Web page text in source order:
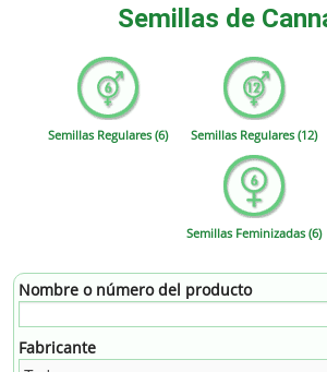
Semillas de
Semillas Regulares (6) Semillas Regulares (12)
Semillas Feminizadas (6)
Nombre o número del producto
Fabricante